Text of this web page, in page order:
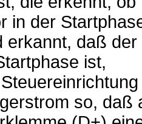
in der
erkannt, daß der
ist,
so, daß